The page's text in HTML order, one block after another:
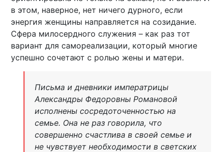
в этом, наверное, нет ничего дурного, если
энергия женщины направляется на созидание.
Сфера милосердного служения – как раз тот
вариант для самореализации, который многие
успешно сочетают с ролью жены и матери.
Письма и дневники императрицы
Александры Федоровны Романовой
исполнены сосредоточенностью на
семье. Она не раз говорила, что
совершенно счастлива в своей семье и
не чувствует необходимости в светских